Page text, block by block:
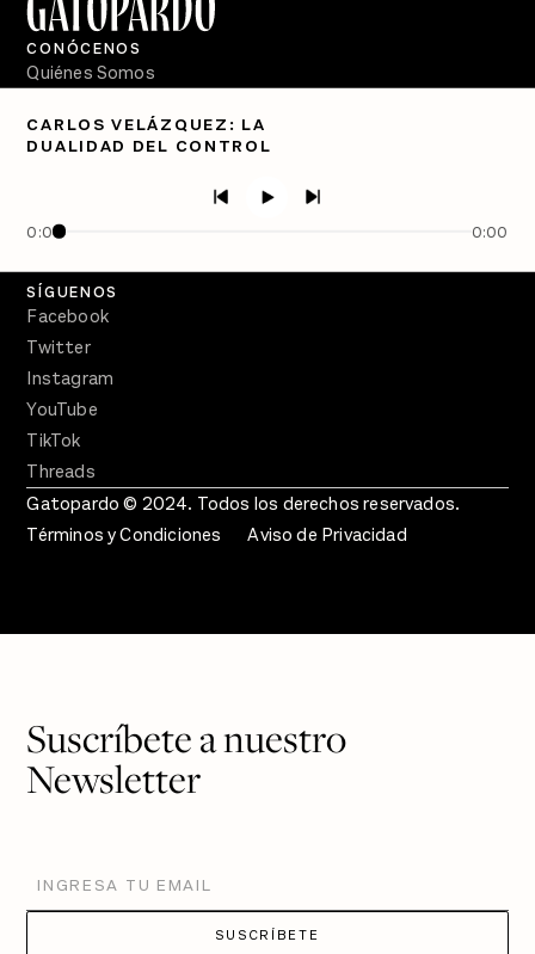
CARLOS VELÁZQUEZ: LA
DUALIDAD DEL CONTROL
0:00 0:00
CONÓCENOS
Quiénes Somos
PÓDCASTS
Crecer en Distopía
SÍGUENOS
Facebook
Twitter
Instagram
YouTube
TikTok
Threads
Gatopardo © 2024. Todos los derechos reservados.
Términos y Condiciones
Aviso de Privacidad
Suscríbete a nuestro
Newsletter